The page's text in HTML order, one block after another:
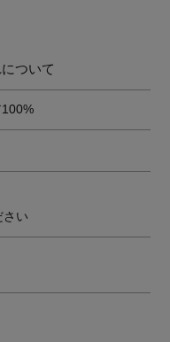
ついて
い